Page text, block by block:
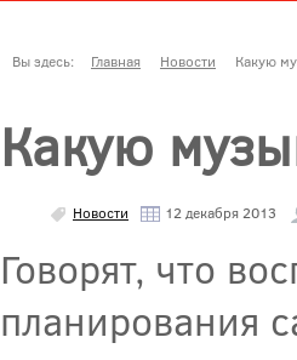
Вы здесь: Главная Новости Какую
Какую
Новости 12 декабря 2013
Говорят, что
планирования